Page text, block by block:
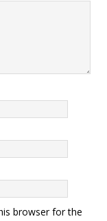
browser for the